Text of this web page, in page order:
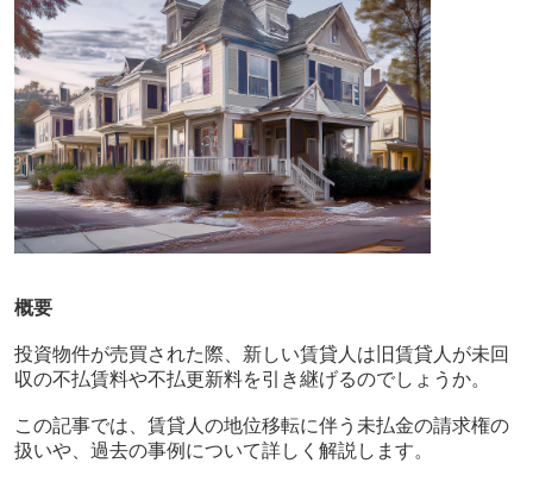
概要
投資物件が売買された際、新しい賃貸人は旧賃貸人が未回
収の不払賃料や不払更新料を引き継げるのでしょうか。
この記事では、賃貸人の地位移転に伴う未払金の請求権の
扱いや、過去の事例について詳しく解説します。